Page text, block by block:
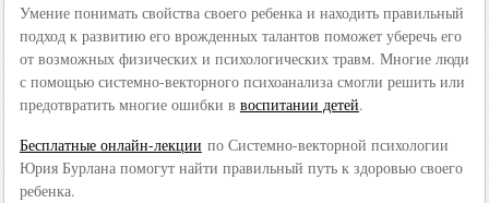
Умение понимать свойства своего ребенка и находить правильный
подход к развитию его врожденных талантов поможет уберечь его
от возможных физических и психологических травм. Многие люди
с помощью системно-векторного психоанализа смогли решить или
предотвратить многие ошибки в воспитании детей.
Бесплатные онлайн-лекции по Системно-векторной психологии
Юрия Бурлана помогут найти правильный путь к здоровью своего
ребенка.